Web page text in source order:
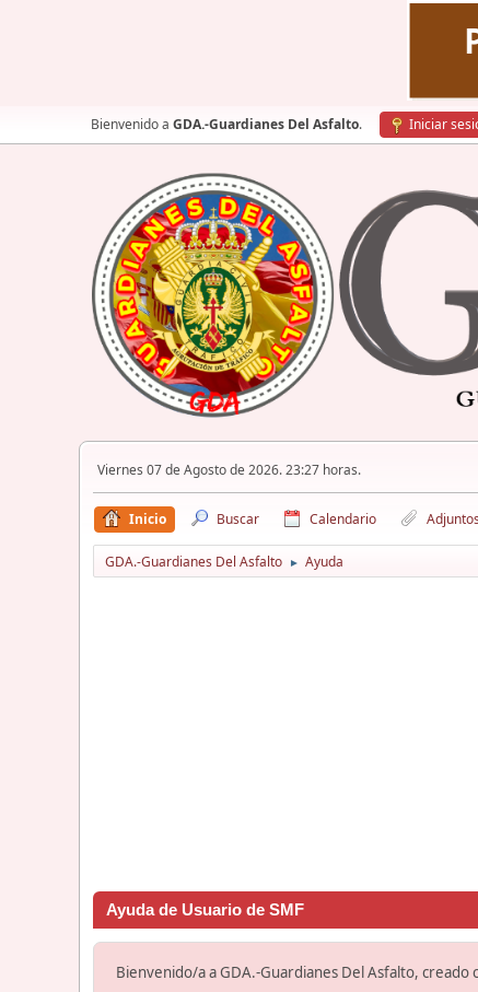
Bienvenido a GDA.-Guardianes Del Asfalto. Iniciar
Viernes 07 de Agosto de 2026. 23:27 horas.
Inicio Buscar Calendario Adjuntos
GDA.-Guardianes Del Asfalto ► Ayuda
Ayuda de Usuario de SMF
Bienvenido/a a GDA.-Guardianes Del Asfalto,